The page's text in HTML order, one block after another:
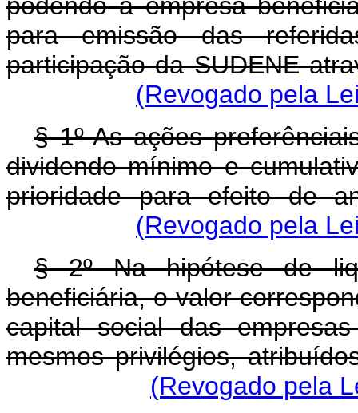
para emissão das
participação da SUDENE
(Revogado pela
§ 1º As ações
dividendo mínimo e
prioridade para efeito de
(Revogado pela
§ 2º Na hipótese de
beneficiária, o valor
capital social das
mesmos privilégios,
(Revogado pela